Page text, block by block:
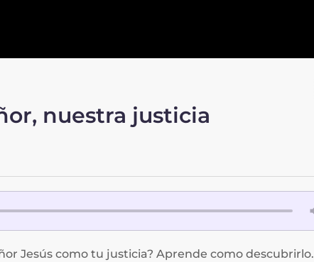
nuestra justicia
Jesús como tu justicia? Aprende como descubrirlo.